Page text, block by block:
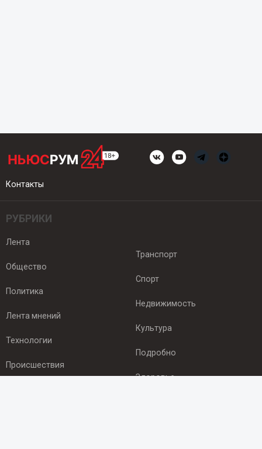
Контакты
РУБРИКИ
Лента
Общество
Политика
Лента мнений
Технологии
Происшествия
Транспорт
Спорт
Недвижимость
Культура
Подробно
Здоровье